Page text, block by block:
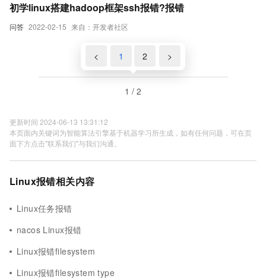
问答 2022-02-15 来自：开发者社区
初学linux搭建hadoop框架ssh报错?报错
< 1 2 >
1 / 2
更新时间 2024-06-13 13:31:12
本页面内关键词为智能算法引擎基于机器学习所生成，如有任何问题，可在页
面下方点击"联系我们"与我们沟通。
Linux报错相关内容
Linux任务报错
nacos Linux报错
Linux报错filesystem
Linux报错filesystem type